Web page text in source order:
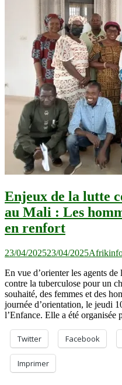
Enjeux de la lutte
au Mali : Les
en renfort
23/04/202523/04/2025
En vue d’orienter les agents
contre la tuberculose pour un
souhaité, des femmes et des
journée d’orientation, le jeudi
l’Enfance. Elle a été
Twitter Facebook
Imprimer